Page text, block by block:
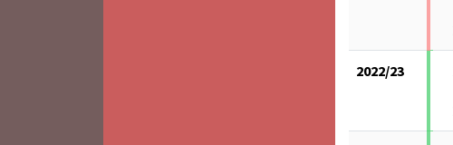
2022/23